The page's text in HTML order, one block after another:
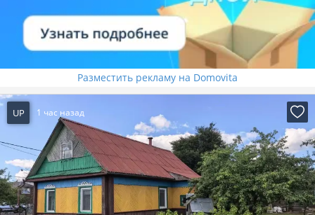
Разместить рекламу на Domovita
UP 1 час назад